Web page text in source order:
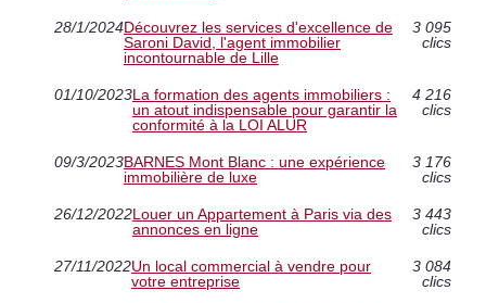
28/1/2024Découvrez les services d'excellence de
Saroni David, l'agent immobilier
incontournable de Lille
3 095
clics
01/10/2023La formation des agents immobiliers :
un atout indispensable pour garantir la
conformité à la LOI ALUR
4 216
clics
09/3/2023BARNES Mont Blanc : une expérience
immobilière de luxe
3 176
clics
26/12/2022Louer un Appartement à Paris via des
annonces en ligne
3 443
clics
27/11/2022Un local commercial à vendre pour
votre entreprise
3 084
clics